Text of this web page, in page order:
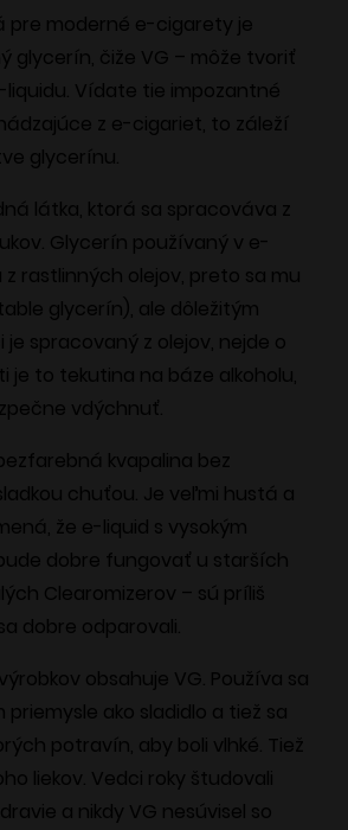
pre moderné e-cigarety je
glycerín, čiže VG – môže tvoriť
liquidu. Vídate tie impozantné
z e-cigariet, to záleží
glycerínu.
látka, ktorá sa spracováva z
Glycerín používaný v e-
rastlinných olejov, preto sa mu
glycerín), ale dôležitým
je spracovaný z olejov, nejde o
je to tekutina na báze alkoholu,
vdýchnuť.
kvapalina bez
chuťou. Je veľmi hustá a
že e-liquid s vysokým
dobre fungovať u starších
Clearomizerov – sú príliš
dobre odparovali.
obsahuje VG. Používa sa
ako sladidlo a tiež sa
potravín, aby boli vlhké. Tiež
liekov. Vedci roky študovali
a nikdy VG nesúvisel so